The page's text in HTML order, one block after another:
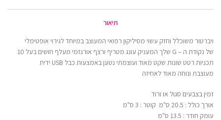
תיאור
ויברטור משוכלל וחזק עשוי מסיליקון רפואי המעוצב במיוחד לגירוי אופטימלי
של נקודת ה – G שלך המעניק עונג מטריף ורצף אורגזמי מעלף חושים בעל 10
תכניות רטט שונות שקט מאוד ועוצמתי נטען באמצעות כבל USB ידית
מעוצבת ונוחה מאוד לאחיזה
זמין בצבעים סגול או ורוד
אורך כולל : 20.5 ס"מ קוטר : 3 ס"מ
עומק חודר : 13.5 ס"מ